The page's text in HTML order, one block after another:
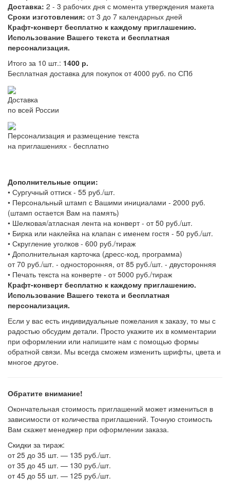
Доставка: 2 - 3 рабочих дня с момента утверждения макета
Сроки изготовления: от 3 до 7 календарных дней
Крафт-конверт бесплатно к каждому приглашению.
Использование Вашего текста и бесплатная
персонализация.
Итого за 10 шт.: 1400 р.
Бесплатная доставка для покупок от 4000 руб. по СПб
Доставка
по всей России
Персонализация и размещение текста
на приглашениях - бесплатно
Дополнительные опции:
• Сургучный оттиск - 55 руб./шт.
• Персональный штамп с Вашими инициалами - 2000 руб.
(штамп остается Вам на память)
• Шелковая/атласная лента на конверт - от 50 руб./шт.
• Бирка или наклейка на клапан с именем гостя - 50 руб./шт.
• Скругление уголков - 600 руб./тираж
• Дополнительная карточка (дресс-код, программа)
от 70 руб./шт. - односторонняя, от 85 руб./шт. - двусторонняя
• Печать текста на конверте - от 5000 руб./тираж
Крафт-конверт бесплатно к каждому приглашению.
Использование Вашего текста и бесплатная
персонализация.
Если у вас есть индивидуальные пожелания к заказу, то мы с
радостью обсудим детали. Просто укажите их в комментарии
при оформлении или напишите нам с помощью формы
обратной связи. Мы всегда сможем изменить шрифты, цвета и
многое другое.
Обратите внимание!
Окончательная стоимость приглашений может измениться в
зависимости от количества приглашений. Точную стоимость
Вам скажет менеджер при оформлении заказа.
Скидки за тираж:
от 25 до 35 шт. — 135 руб./шт.
от 35 до 45 шт. — 130 руб./шт.
от 45 до 55 шт. — 125 руб./шт.